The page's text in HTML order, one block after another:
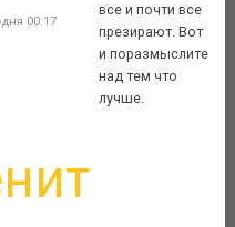
00:17
все и почти все
презирают. Вот
и поразмыслите
над тем что
лучше.